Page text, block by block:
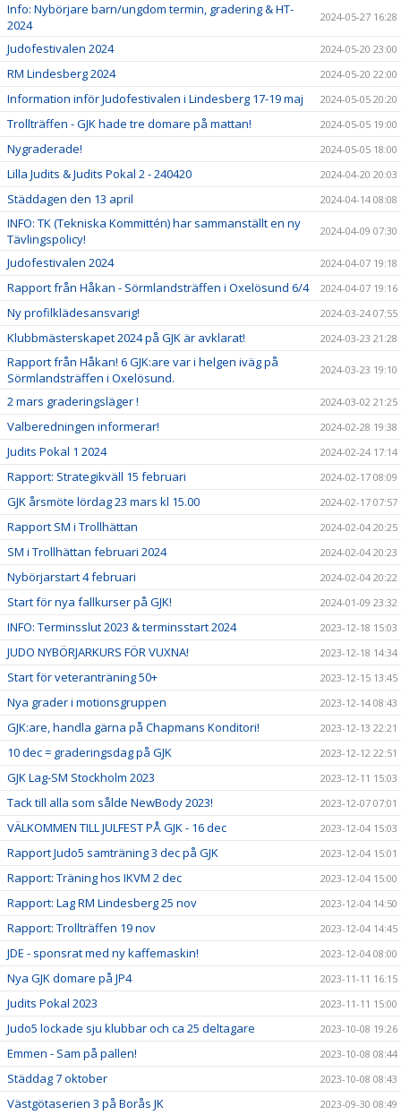
Info: Nybörjare barn/ungdom termin, gradering & HT-
2024
2024-05-27 16:28
Judofestivalen 2024 2024-05-20 23:00
RM Lindesberg 2024 2024-05-20 22:00
Information inför Judofestivalen i Lindesberg 17-19 maj 2024-05-05 20:20
Trollträffen - GJK hade tre domare på mattan! 2024-05-05 19:00
Nygraderade! 2024-05-05 18:00
Lilla Judits & Judits Pokal 2 - 240420 2024-04-20 20:03
Städdagen den 13 april 2024-04-14 08:08
INFO: TK (Tekniska Kommittén) har sammanställt en ny
Tävlingspolicy!
2024-04-09 07:30
Judofestivalen 2024 2024-04-07 19:18
Rapport från Håkan - Sörmlandsträffen i Oxelösund 6/4 2024-04-07 19:16
Ny profilklädesansvarig! 2024-03-24 07:55
Klubbmästerskapet 2024 på GJK är avklarat! 2024-03-23 21:28
Rapport från Håkan! 6 GJK:are var i helgen iväg på
Sörmlandsträffen i Oxelösund.
2024-03-23 19:10
2 mars graderingsläger ! 2024-03-02 21:25
Valberedningen informerar! 2024-02-28 19:38
Judits Pokal 1 2024 2024-02-24 17:14
Rapport: Strategikväll 15 februari 2024-02-17 08:09
GJK årsmöte lördag 23 mars kl 15.00 2024-02-17 07:57
Rapport SM i Trollhättan 2024-02-04 20:25
SM i Trollhättan februari 2024 2024-02-04 20:23
Nybörjarstart 4 februari 2024-02-04 20:22
Start för nya fallkurser på GJK! 2024-01-09 23:32
INFO: Terminsslut 2023 & terminsstart 2024 2023-12-18 15:03
JUDO NYBÖRJARKURS FÖR VUXNA! 2023-12-18 14:34
Start för veteranträning 50+ 2023-12-15 13:45
Nya grader i motionsgruppen 2023-12-14 08:43
GJK:are, handla gärna på Chapmans Konditori! 2023-12-13 22:21
10 dec = graderingsdag på GJK 2023-12-12 22:51
GJK Lag-SM Stockholm 2023 2023-12-11 15:03
Tack till alla som sålde NewBody 2023! 2023-12-07 07:01
VÄLKOMMEN TILL JULFEST PÅ GJK - 16 dec 2023-12-04 15:03
Rapport Judo5 samträning 3 dec på GJK 2023-12-04 15:01
Rapport: Träning hos IKVM 2 dec 2023-12-04 15:00
Rapport: Lag RM Lindesberg 25 nov 2023-12-04 14:50
Rapport: Trollträffen 19 nov 2023-12-04 14:45
JDE - sponsrat med ny kaffemaskin! 2023-12-04 08:00
Nya GJK domare på JP4 2023-11-11 16:15
Judits Pokal 2023 2023-11-11 15:00
Judo5 lockade sju klubbar och ca 25 deltagare 2023-10-08 19:26
Emmen - Sam på pallen! 2023-10-08 08:44
Städdag 7 oktober 2023-10-08 08:43
Västgötaserien 3 på Borås JK 2023-09-30 08:49